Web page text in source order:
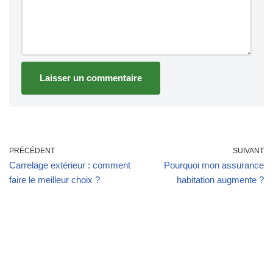
PRÉCÉDENT
Carrelage extérieur : comment
faire le meilleur choix ?
SUIVANT
Pourquoi mon assurance
habitation augmente ?